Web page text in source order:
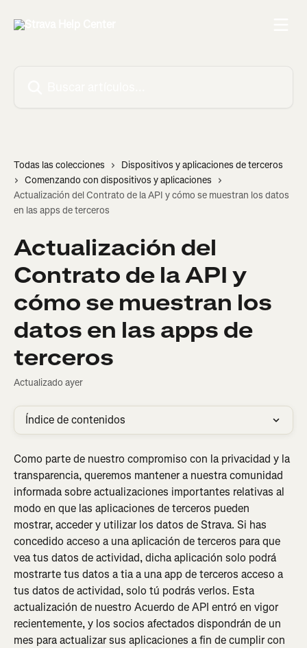
Todas las colecciones
Dispositivos y aplicaciones de terceros
Comenzando con dispositivos y aplicaciones
Actualización del Contrato de la API y cómo se muestran los datos
en las apps de terceros
Actualización del
Contrato de la API y
cómo se muestran los
datos en las apps de
terceros
Actualizado ayer
Índice de contenidos
Como parte de nuestro compromiso con la privacidad y la
transparencia, queremos mantener a nuestra comunidad
informada sobre actualizaciones importantes relativas al
modo en que las aplicaciones de terceros pueden
mostrar, acceder y utilizar los datos de Strava. Si has
concedido acceso a una aplicación de terceros para que
vea tus datos de actividad, dicha aplicación solo podrá
mostrarte tus datos a tia a una app de terceros acceso a
tus datos de actividad, solo tú podrás verlos. Esta
actualización de nuestro Acuerdo de API entró en vigor
recientemente, y los socios afectados dispondrán de un
mes para actualizar sus aplicaciones a fin de cumplir con